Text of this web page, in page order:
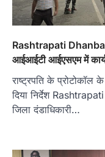
Rashtrapati
आईआईटी आईएसएम में
राष्ट्रपति के प्रोटोकॉल
दिया निर्देश
जिला दंडाधिकारी…